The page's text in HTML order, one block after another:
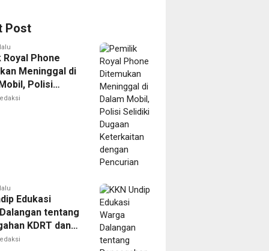
Post
Royal Phone
Meninggal di
Polisi
Edukasi
tentang
KDRT dan
Keluarga